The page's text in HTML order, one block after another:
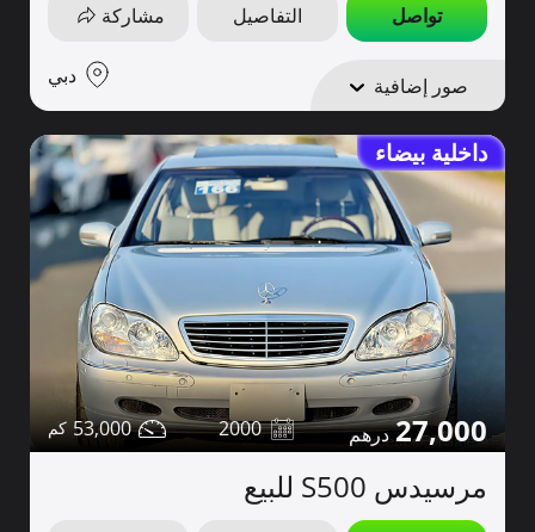
تواصل التفاصيل مشاركة
صور إضافية دبي
داخلية بيضاء
27,000
2000
53,000
مرسيدس S500 للبيع